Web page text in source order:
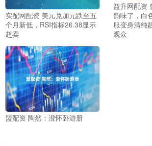
实配网配资 美元兑加元跌至五
个月新低，RSI指标26.38显示
超卖
益升网配资
韵味了，白
服变身清纯
观众
盟配资 陶然：澄怀卧游册